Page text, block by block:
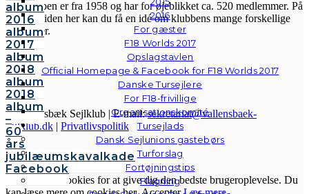
2016
For gæster
F18 Worlds 2017
Opslagstavlen
Official Homepage & Facebook for F18 Worlds 2017
Danske Tursejlere
For F18-frivillige
Organisationskomité
Tursejlads
Dansk Sejlunions gastebørs
Turforslag
Fortøjningstips
Flagning
album
2016
album
2017
album
2018
album
2018
album
–
60
års
jubilæumskavalkade
Facebook
Sejlklubben er fra 1958 og har for øjeblikket ca. 520 medlemmer. På
hjemmesiden her kan du få en idé om klubbens mange forskellige
aktiviteter.
© Vallensbæk Sejlklub | E-mail:sekretariat@vallensbaek-
sejlklub.dk | Privatlivspolitik
Cookies & Privatlivspolitik
Vi anvender cookies for at give dig den bedste brugeroplevelse. Du